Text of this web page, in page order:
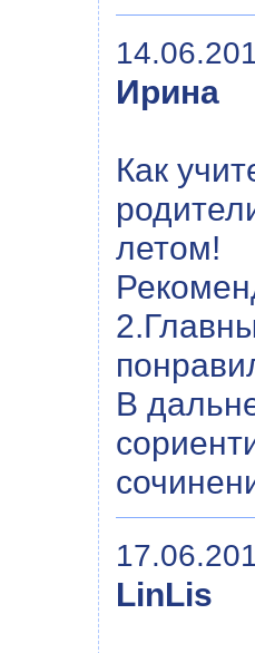
Ирина
Как
летом!
В
LinLis